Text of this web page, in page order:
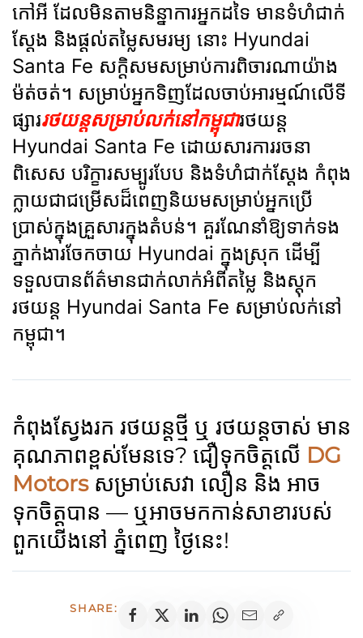
កៅអី ដែលមិនតាមនិន្នាការអ្នកដទៃ មានទំហំជាក់
ស្តែង និងផ្តល់តម្លៃសមរម្យ នោះ Hyundai
Santa Fe សក្តិសមសម្រាប់ការពិចារណាយ៉ាង
ម៉ត់ចត់។ សម្រាប់អ្នកទិញដែលចាប់អារម្មណ៍លើទី
ផ្សាររថយន្តសម្រាប់លក់នៅកម្ពុជារថយន្ត
Hyundai Santa Fe ដោយសារការរចនា
ពិសេស បរិក្ខារសម្បូរបែប និងទំហំជាក់ស្តែង កំពុង
ក្លាយជាជម្រើសដ៏ពេញនិយមសម្រាប់អ្នកប្រើ
ប្រាស់ក្នុងគ្រួសារក្នុងតំបន់។ គួរណែនាំឱ្យទាក់ទង
ភ្នាក់ងារចែកចាយ Hyundai ក្នុងស្រុក ដើម្បី
ទទួលបានព័ត៌មានជាក់លាក់អំពីតម្លៃ និងស្តុក
រថយន្ត Hyundai Santa Fe សម្រាប់លក់នៅ
កម្ពុជា។
កំពុងស្វែងរក រថយន្តថ្មី ឬ រថយន្តចាស់ មាន
គុណភាពខ្ពស់មែនទេ? ជឿទុកចិត្តលើ DG
Motorsសម្រាប់សេវា លឿន និង អាច
ទុកចិត្តបាន — ឬអាចមកកាន់សាខារបស់
ពួកយើងនៅ ភ្នំពេញ ថ្ងៃនេះ!
SHARE: